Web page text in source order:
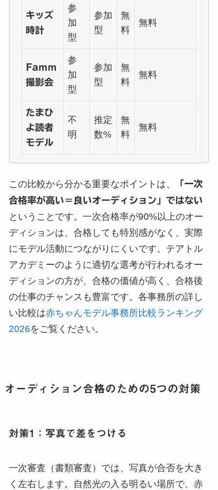
キッズ
時計
参
加
型
参加
型
無
料
無料
Famm
撮影会
参
加
型
参加
型
無
料
無料
たまひ
よ読者
モデル
不
明
推定
数%
無
料
無料
この比較から分かる重要なポイントは、
「一次
合格率が高い＝良いオーディション」ではない
ということです。一次合格率が90%以上のオー
ディションは、合格しても特別感がなく、実際
にモデル活動につながりにくいです。テアトル
アカデミーのように適切な選考が行われるオー
ディションの方が、合格の価値が高く、合格後
の仕事のチャンスも豊富です。各事務所の詳し
い比較は赤ちゃんモデル事務所比較ランキング
2026をご覧ください。
オーディション合格のための5つの対策
対策1：写真で差をつける
一次審査（書類審査）では、写真が合否を大き
く左右します。自然光の入る明るい場所で、赤